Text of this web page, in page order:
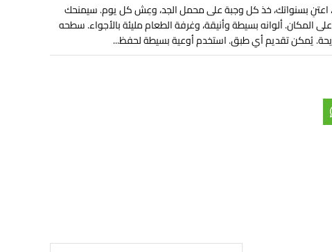
اعتنِ بسنواتك، خذ كل وجبة على محمل الجد، وعِش كل يوم. سيمنحك
ألوانه بسيطة وأنيقة، وغرفة الطعام مليئة بالأجواء. سطحه
يُمكن تقديم أي طبق. استخدم أوعية بسيطة لحفظ...